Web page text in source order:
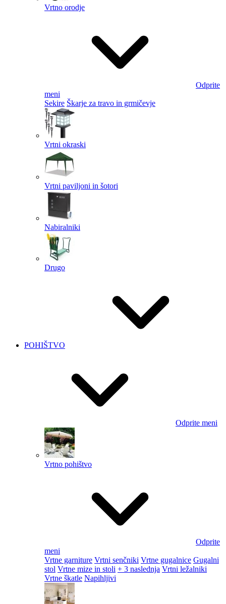
Vrtno orodje
Odprite
meni
Sekire Škarje za travo in grmičevje
Vrtni okraski
Vrtni paviljoni in šotori
Nabiralniki
Drugo
POHIŠTVO
Odprite meni
Vrtno pohištvo
Odprite
meni
Vrtne garniture Vrtni senčniki Vrtne gugalnice Gugalni
stol Vrtne mize in stoli + 3 naslednja Vrtni ležalniki
Vrtne škatle Napihljivi